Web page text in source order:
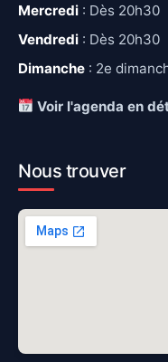
Mercredi : Dès 20h30
Vendredi : Dès 20h30
Dimanche : 2e
Voir l'agenda en
Nous trouver